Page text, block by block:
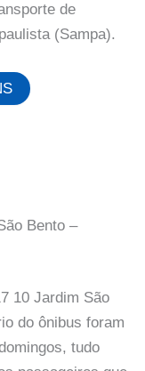
de
(Sampa).
Bento –
10 Jardim São
do ônibus foram
tudo